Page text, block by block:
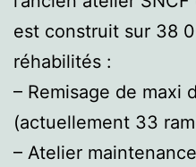
est construit sur 38
réhabilités :
– Remisage de maxi
(actuellement 33
– Atelier